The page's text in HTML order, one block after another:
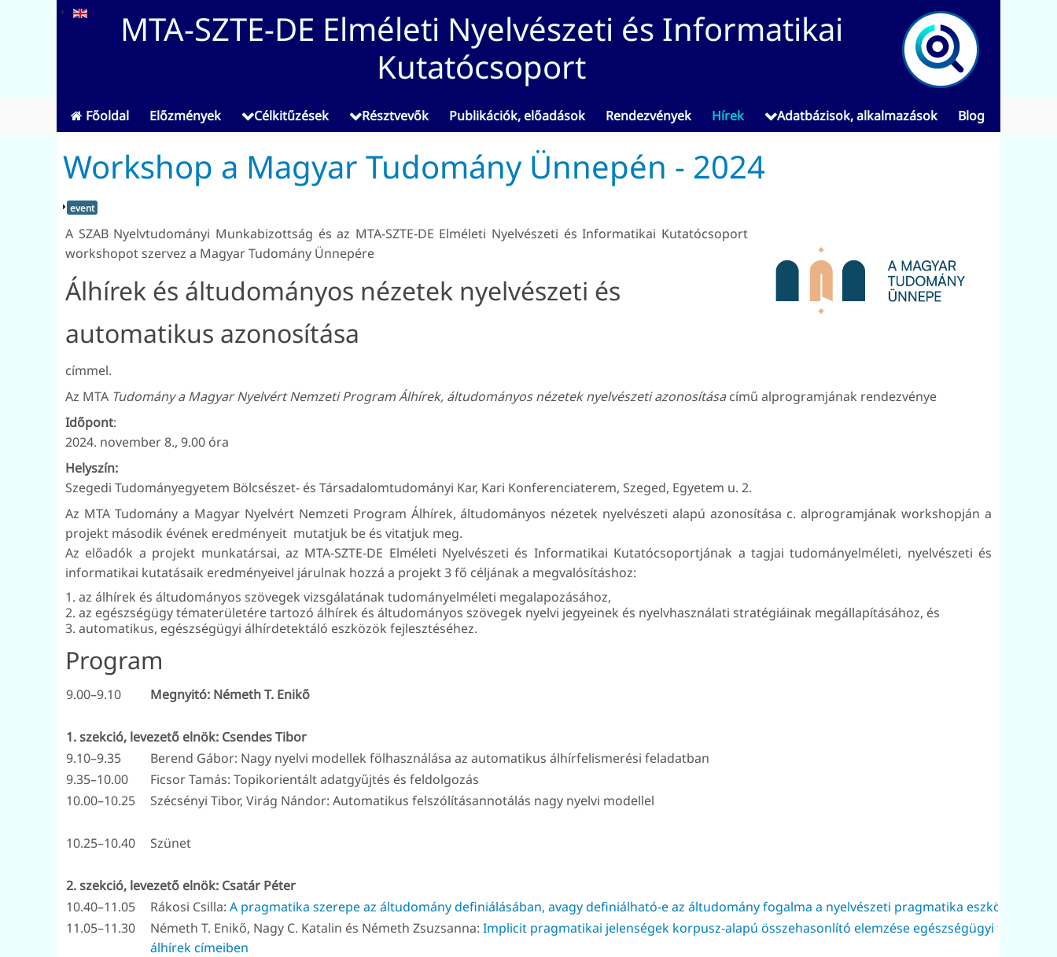
MTA-SZTE-DE Elméleti Nyelvészeti és Informatikai
Kutatócsoport
Főoldal Előzmények Célkitűzések Résztvevők Publikációk, előadások Rendezvények Hírek Adatbázisok, alkalmazások Blog
Workshop a Magyar Tudomány Ünnepén - 2024
event
A SZAB Nyelvtudományi Munkabizottság és az MTA-SZTE-DE Elméleti Nyelvészeti és Informatikai Kutatócsoport
workshopot szervez a Magyar Tudomány Ünnepére
Álhírek és áltudományos nézetek nyelvészeti és
automatikus azonosítása
címmel.
Az MTA Tudomány a Magyar Nyelvért Nemzeti Program Álhírek, áltudományos nézetek nyelvészeti azonosításacímű alprogramjának rendezvénye
Időpont:
2024. november 8., 9.00 óra
Helyszín:
Szegedi Tudományegyetem Bölcsészet- és Társadalomtudományi Kar, Kari Konferenciaterem, Szeged, Egyetem u. 2.
Az MTA Tudomány a Magyar Nyelvért Nemzeti Program Álhírek, áltudományos nézetek nyelvészeti alapú azonosítása c. alprogramjának workshopján a
projekt második évének eredményeit mutatjuk be és vitatjuk meg.
Az előadók a projekt munkatársai, az MTA-SZTE-DE Elméleti Nyelvészeti és Informatikai Kutatócsoportjának a tagjai tudományelméleti, nyelvészeti és
informatikai kutatásaik eredményeivel járulnak hozzá a projekt 3 fő céljának a megvalósításhoz:
az álhírek és áltudományos szövegek vizsgálatának tudományelméleti megalapozásához,
az egészségügy tématerületére tartozó álhírek és áltudományos szövegek nyelvi jegyeinek és nyelvhasználati stratégiáinak megállapításához, és
automatikus, egészségügyi álhírdetektáló eszközök fejlesztéséhez.
Program
9.00–9.10 Megnyitó: Németh T. Enikő
1. szekció, levezető elnök: Csendes Tibor
9.10–9.35
Berend Gábor: Nagy nyelvi modellek fölhasználása az automatikus álhírfelismerési feladatban
9.35–10.00
Ficsor Tamás: Topikorientált adatgyűjtés és feldolgozás
10.00–10.25
Szécsényi Tibor, Virág Nándor: Automatikus felszólításannotálás nagy nyelvi modellel
10.25–10.40 Szünet
2. szekció, levezető elnök: Csatár Péter
10.40–11.05
Rákosi Csilla: A pragmatika szerepe az áltudomány definiálásában, avagy definiálható-e az áltudomány fogalma a nyelvészeti pragmatika eszközeivel
11.05–11.30
Németh T. Enikő, Nagy C. Katalin és Németh Zsuzsanna: Implicit pragmatikai jelenségek korpusz-alapú összehasonlító elemzése egészségügyi témájú
álhírek címeiben